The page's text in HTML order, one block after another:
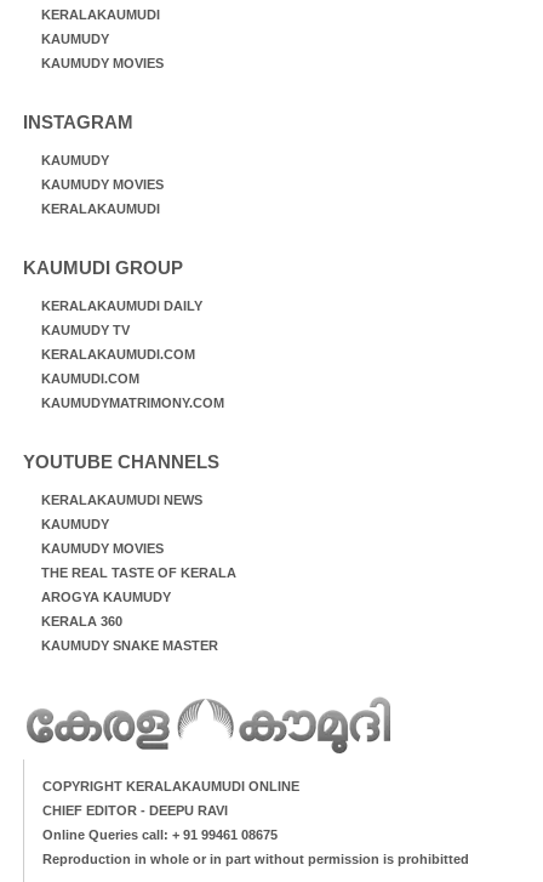
KERALAKAUMUDI
KAUMUDY
KAUMUDY MOVIES
INSTAGRAM
KAUMUDY
KAUMUDY MOVIES
KERALAKAUMUDI
KAUMUDI GROUP
KERALAKAUMUDI DAILY
KAUMUDY TV
KERALAKAUMUDI.COM
KAUMUDI.COM
KAUMUDYMATRIMONY.COM
YOUTUBE CHANNELS
KERALAKAUMUDI NEWS
KAUMUDY
KAUMUDY MOVIES
THE REAL TASTE OF KERALA
AROGYA KAUMUDY
KERALA 360
KAUMUDY SNAKE MASTER
COPYRIGHT KERALAKAUMUDI ONLINE
CHIEF EDITOR - DEEPU RAVI
Online Queries call: + 91 99461 08675
Reproduction in whole or in part without permission is prohibitted